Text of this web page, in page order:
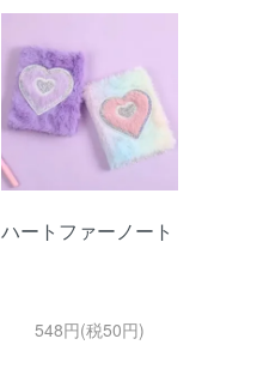
ハートファーノート
548円(税50円)